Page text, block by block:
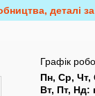
деталі
Графік
Пн, Ср, Чт,
Вт, Пт, Нд: